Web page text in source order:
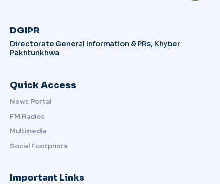
DGIPR
Directorate General Information & PRs, Khyber
Pakhtunkhwa
Quick Access
News Portal
FM Radios
Multimedia
Social Footprints
Important Links